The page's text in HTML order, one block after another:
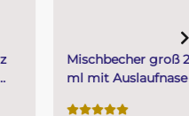
Mischbecher groß 2000
ml mit Auslaufnase 25